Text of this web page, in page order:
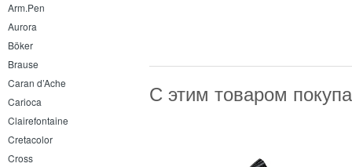
Arm.Pen
Aurora
Böker
Brause
Caran d’Ache
Carioca
Clairefontaine
Cretacolor
Cross
С этим товаром